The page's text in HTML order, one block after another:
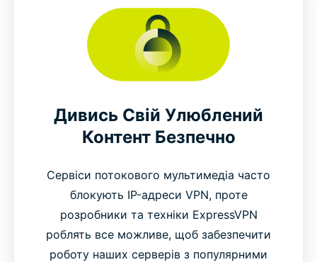
Дивись Свій Улюблений
Контент Безпечно
Сервіси потокового мультимедіа часто
блокують IP-адреси VPN, проте
розробники та техніки ExpressVPN
роблять все можливе, щоб забезпечити
роботу наших серверів з популярними